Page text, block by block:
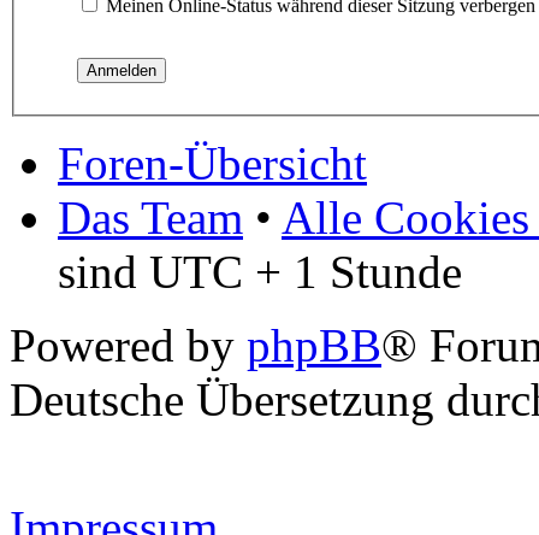
Meinen Online-Status während dieser Sitzung verbergen
Foren-Übersicht
Das Team • Alle Cookies
sind UTC + 1 Stunde
Powered by phpBB®
Deutsche Übersetzung